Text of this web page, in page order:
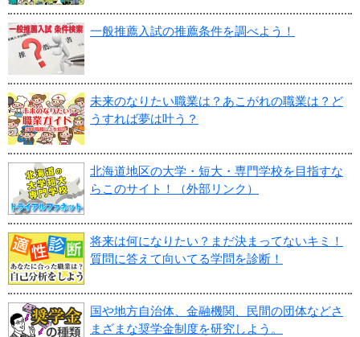
一般推薦入試の推薦条件を調べよう！
未来のなりたい職業は？あこがれの職業は？ど
うすれば夢は叶う？
北海道地区の大学・短大・専門学校を目指すな
らこのサイト！（外部リンク）
将来は何になりたい？まだ決まってないキミ！
質問に答えて向いてる学問を診断！
国や地方自治体、金融機関、民間の団体などさ
まざまな奨学金制度を研究しよう。